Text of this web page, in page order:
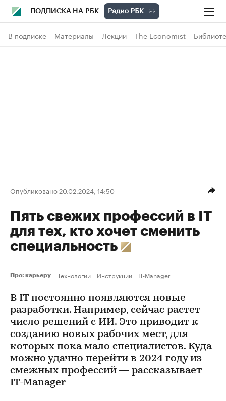
ПОДПИСКА НА РБК
В подписке Материалы Лекции The Economist
Опубликовано 20.02.2024, 14:50
Пять свежих профессий в IT
для тех, кто хочет сменить
специальность
Про: карьеру Технологии Инструкции IT-Manager
В IT постоянно появляются новые
разработки. Например, сейчас растет
число решений с ИИ. Это приводит к
созданию новых рабочих мест, для
которых пока мало специалистов. Куда
можно удачно перейти в 2024 году из
смежных профессий — рассказывает
IT-Manager